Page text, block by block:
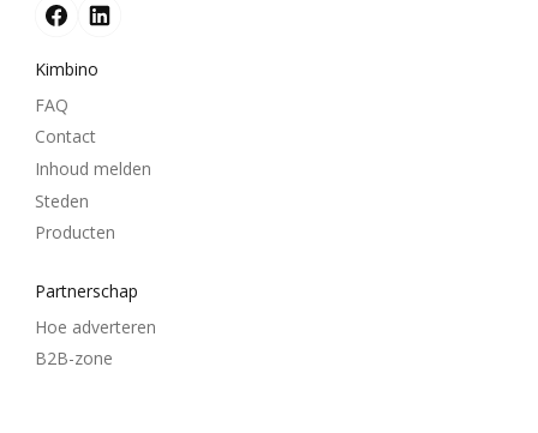
Kimbino
FAQ
Contact
Inhoud melden
Steden
Producten
Partnerschap
Hoe adverteren
B2B-zone